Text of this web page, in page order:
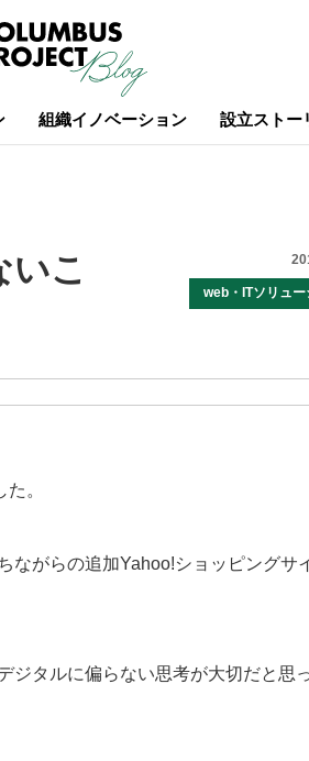
組織イノベーション 設立ストー
いこ
web・ITソリュー
。
ながらの追加Yahoo!ショッピングサ
ジタルに偏らない思考が大切だと思